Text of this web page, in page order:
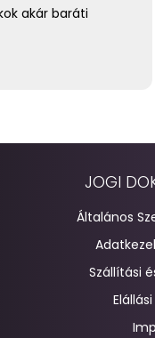
akár baráti
JOGI
Általános
Szállítási